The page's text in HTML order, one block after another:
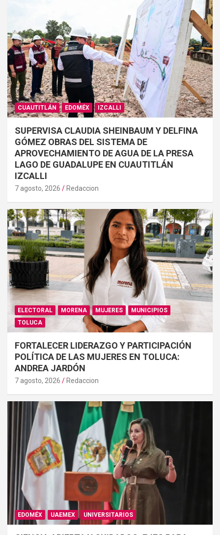
CUAUTITLÁN EDOMÉX IZCALLI
SUPERVISA CLAUDIA SHEINBAUM Y DELFINA
GÓMEZ OBRAS DEL SISTEMA DE
APROVECHAMIENTO DE AGUA DE LA PRESA
LAGO DE GUADALUPE EN CUAUTITLÁN
IZCALLI
7 agosto, 2026 Redaccion
ELECTORAL MORENA MUJERES
MUNICIPIOS
TOLUCA
FORTALECER LIDERAZGO Y PARTICIPACIÓN
POLÍTICA DE LAS MUJERES EN TOLUCA:
ANDREA JARDÓN
7 agosto, 2026 Redaccion
EDOMÉX UAEMEX UNIVERSITARIOS